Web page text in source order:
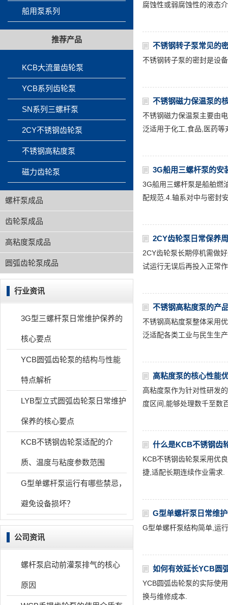
腐蚀性或弱腐蚀性的液态
不锈钢转子泵常见的
不锈钢转子泵的密封是设
不锈钢磁力保温泵的
不锈钢磁力保温泵主要由
泛适用于化工,食品,医药
3G船用三螺杆泵的安
3G船用三螺杆泵是船舶燃
配规范.4.轴系对中与密封
2CY齿轮泵日常保养
2CY齿轮泵长期停机需做
试运行无误后再投入正常
不锈钢高粘度泵的产
不锈钢高粘度泵整体采用
泛适配各类工业与民生生
高粘度泵的核心性能
高粘度泵作为针对性研发
度区间,能够处理数千至数
什么是KCB不锈钢齿
KCB不锈钢齿轮泵采用优
捷,适配长期连续作业需求.
G型单螺杆泵日常维
G型单螺杆泵结构简单,运
如何有效延长YCB圆
YCB圆弧齿轮泵的实际使
换与维修成本.
船用泵系列
推荐产品
KCB大流量齿轮泵
YCB系列齿轮泵
SN系列三螺杆泵
2CY不锈钢齿轮泵
不锈钢高粘度泵
磁力齿轮泵
螺杆泵成品
齿轮泵成品
高粘度泵成品
圆弧齿轮泵成品
行业资讯
3G型三螺杆泵日常维护保养的
核心要点
YCB圆弧齿轮泵的结构与性能
特点解析
LYB型立式圆弧齿轮泵日常维护
保养的核心要点
KCB不锈钢齿轮泵适配的介
质、温度与粘度参数范围
G型单螺杆泵运行有哪些禁忌，
避免设备损坏？
公司资讯
螺杆泵启动前灌泵排气的核心
原因